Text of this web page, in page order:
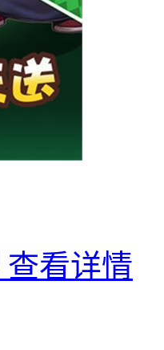
查看详情